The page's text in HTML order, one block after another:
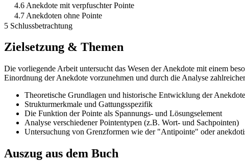
4.6 Anekdote mit verpfuschter Pointe
4.7 Anekdoten ohne Pointe
5 Schlussbetrachtung
Zielsetzung & Themen
Die vorliegende Arbeit untersucht das Wesen der Anekdote mit einem
Einordnung der Anekdote vorzunehmen und durch die Analyse
Theoretische Grundlagen und historische Entwicklung der Anekdote
Strukturmerkmale und Gattungsspezifik
Die Funktion der Pointe als Spannungs- und Lösungselement
Analyse verschiedener Pointentypen (z.B. Wort- und Sachpointen)
Untersuchung von Grenzformen wie der "Antipointe" oder
Auszug aus dem Buch